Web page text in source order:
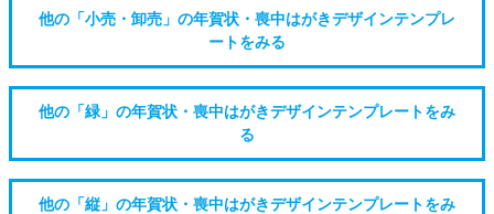
他の「小売・卸売」の年賀状・喪中はがきデザインテンプレ
ートをみる
他の「緑」の年賀状・喪中はがきデザインテンプレートをみ
る
他の「縦」の年賀状・喪中はがきデザインテンプレートをみ